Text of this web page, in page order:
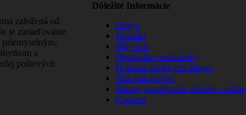
založená od
je zariaďovanie
a
poštových
Dôležité Informácie
Dopyt
Kontakt
Môj účet
Obchodné podmienky
Ochrana osobných údajov
Ako nakupovať
Zásady používania súborov cookie
Cookies